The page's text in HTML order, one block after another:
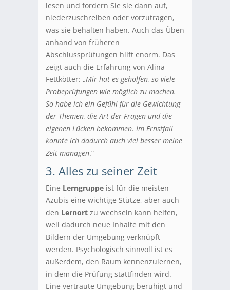
lesen und fordern Sie sie dann auf,
niederzuschreiben oder vorzutragen,
was sie behalten haben. Auch das Üben
anhand von früheren
Abschlussprüfungen hilft enorm. Das
zeigt auch die Erfahrung von Alina
Fettkötter: „Mir hat es geholfen, so viele
Probeprüfungen wie möglich zu machen.
So habe ich ein Gefühl für die Gewichtung
der Themen, die Art der Fragen und die
eigenen Lücken bekommen. Im Ernstfall
konnte ich dadurch auch viel besser meine
Zeit managen.“
3. Alles zu seiner Zeit
Eine Lerngruppe ist für die meisten
Azubis eine wichtige Stütze, aber auch
den Lernort zu wechseln kann helfen,
weil dadurch neue Inhalte mit den
Bildern der Umgebung verknüpft
werden. Psychologisch sinnvoll ist es
außerdem, den Raum kennenzulernen,
in dem die Prüfung stattfinden wird.
Eine vertraute Umgebung beruhigt und